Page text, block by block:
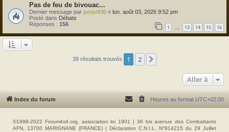
Pas de feu de bivouac...
Dernier message par perju930 « lun. août 03, 2026 9:52 pm
Posté dans Débats
Réponses : 156 1 … 13 14 15 16
39 résultats trouvés 1 2
Aller à
Index du forum Heures au format UTC+02:00
©1998-2022 Forum4x4.org, association loi 1901 | 36 bis avenue des Combattants
AFN, 13700 MARIGNANE (FRANCE) | Déclaration C.N.I.L. N°814215 du 29 Juillet